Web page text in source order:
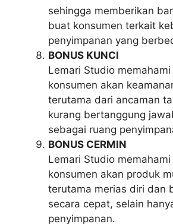
sehingga memberikan
buat konsumen terkait
penyimpanan yang
BONUS KUNCI
Lemari Studio
konsumen akan
terutama dari ancaman
kurang bertanggung
sebagai ruang
BONUS CERMIN
Lemari Studio
konsumen akan produk
terutama merias diri dan
secara cepat, selain
penyimpanan.